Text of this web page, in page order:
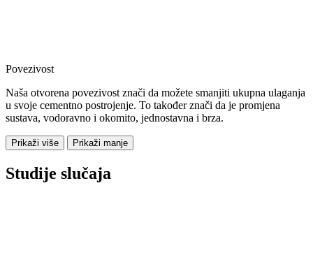
Povezivost
Naša otvorena povezivost znači da možete smanjiti ukupna ulaganja
u svoje cementno postrojenje. To također znači da je promjena
sustava, vodoravno i okomito, jednostavna i brza.
Prikaži više Prikaži manje
Studije slučaja